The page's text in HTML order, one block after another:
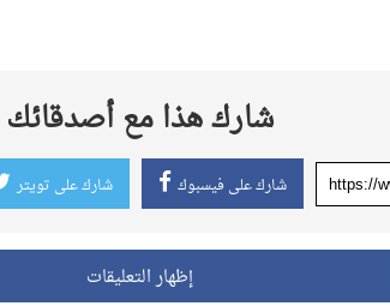
شارك هذا مع أصدقائك
شارك على فيسبوك شارك على تويتر
إظهار التعليقات